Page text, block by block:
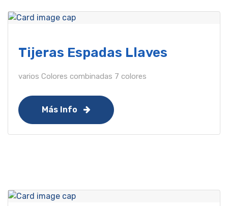
Tijeras Espadas Llaves
varios Colores combinadas 7 colores
Más Info